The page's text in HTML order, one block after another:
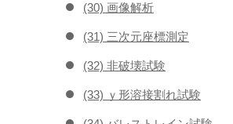
(30) 画像解析
(31) 三次元座標測定
(32) 非破壊試験
(33) ｙ形溶接割れ試験